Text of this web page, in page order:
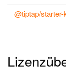
@tiptap/starter-